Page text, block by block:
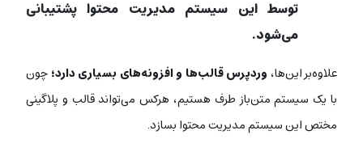
توسط این سیستم مدیریت محتوا پشتیبانی
می‌شود.
علاوه‌بر این‌ها، وردپرس قالب‌ها و افزونه‌های بسیاری دارد؛چون
با یک سیستم متن‌باز طرف هستیم، هرکس می‌تواند قالب و پلاگینی
مختص این سیستم مدیریت محتوا بسازد.